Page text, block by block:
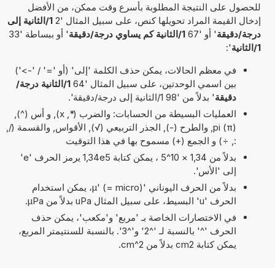
للحصول على النتيجة المطلوبة بأسرع وقت ممكن، من الأفضل
إدخال القيمة المراد تحويلها كنص، على سبيل المثال '2
1/الثانية إلى
درجة/دقيقة' أو '67 1/الثانية كم يساوي درجة/دقيقة
' أو ببساطة '33
1/الثانية
':
في معظم الحالات، يمكن حذف الكلمة 'إلى' (أو '=' / '->')
بين اسمي الوحدتين، على سبيل المثال '64
1/الثانية درجة/
دقيقة' بدلاً من '98 1/الثانية إلى درجة/دقيقة'.
العمليات البسيطة من الحسابات: والضرب (*, x), و أس (^),
pi (π), والطرح (-), الجذر التربيعي (√), الأقواس, والقسمة (/,
:, ÷) و الجمع (+) مسموح بها في هذا التوقيت
بدلاً من 1,34 × 10^5 ، يمكن كتابة 1,34e5 يرمز الحرف 'e'
إلى 'الأس'.
بدلاً من الحرف اليوناني 'µ' (= micro)، يمكن استخدام
الحرف 'u' البسيط، على سبيل المثال uPa بدلاً من µPa.
في الاختصارات الخاصة بـ 'مربع' و'مكعب'، يمكن حذف
الحرف '^' بالنسبة لـ '^2' و'^3'. بالنسبة للسنتيمتر المربع،
يمكن كتابة cm2 بدلاً من cm^2.